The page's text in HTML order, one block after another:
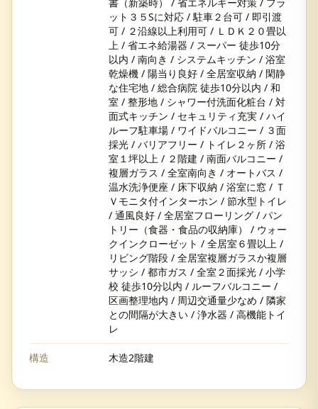
ット３５Sに対応 / 駐車２台可 / 即引渡
可 / ２沿線以上利用可 / ＬＤＫ２０畳以
上 / 省エネ給湯器 / スーパー 徒歩10分
以内 / 南向き / システムキッチン / 浴室
乾燥機 / 陽当り良好 / 全居室収納 / 閑静
な住宅地 / 総合病院 徒歩10分以内 / 和
室 / 整形地 / シャワー付洗面化粧台 / 対
面式キッチン / セキュリティ充実 / ハイ
ルーフ駐車場 / ワイドバルコニー / ３面
採光 / バリアフリー / トイレ２ヶ所 / 浴
室１坪以上 / ２階建 / 南面バルコニー /
複層ガラス / 全室南向き / オートバス /
温水洗浄便座 / 床下収納 / 浴室に窓 / Ｔ
Ｖモニタ付インターホン / 節水型トイレ
/ 通風良好 / 全居室フローリング / パン
トリー（食器・食品の収納庫） / ウォー
クインクローゼット / 全居室６畳以上 /
リビング階段 / 全居室複層ガラスか複層
サッシ / 都市ガス / 全室２面採光 / 小学
校 徒歩10分以内 / ルーフバルコニー /
区画整理地内 / 周辺交通量少なめ / 隣家
との間隔が大きい / 浄水器 / 高機能トイ
レ
構造 木造2階建